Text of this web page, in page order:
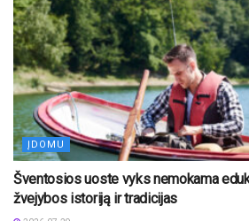
ĮDOMU
Šventosios uoste vyks nemokama
žvejybos istoriją ir tradicijas